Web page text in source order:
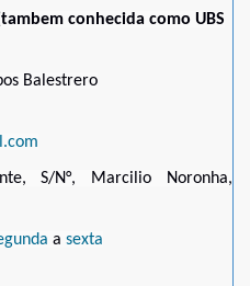
conhecida como UBS
Balestrero
S/N°, Marcilio Noronha,
a sexta